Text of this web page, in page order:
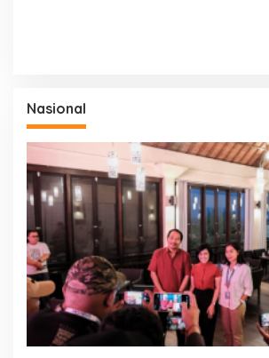
Nasional